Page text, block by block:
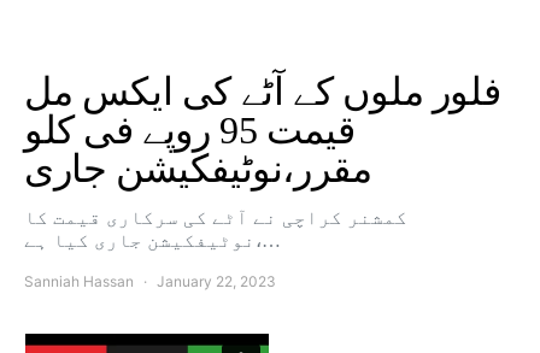
فلور ملوں کے آٹے کی ایکس مل
قیمت 95 روپے فی کلو
مقرر،نوٹیفکیشن جاری
کمشنر کراچی نے آٹے کی سرکاری قیمت کا
نوٹیفکیشن جاری کیا ہے،…
Sanniah Hassan January 22, 2023